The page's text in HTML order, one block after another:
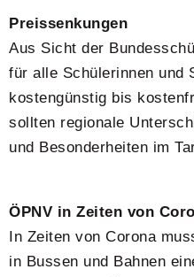
Preissenkungen
Aus Sicht der
für alle Schülerinnen und
kostengünstig bis
sollten regionale
und Besonderheiten im
ÖPNV in Zeiten von
In Zeiten von Corona
in Bussen und Bahnen